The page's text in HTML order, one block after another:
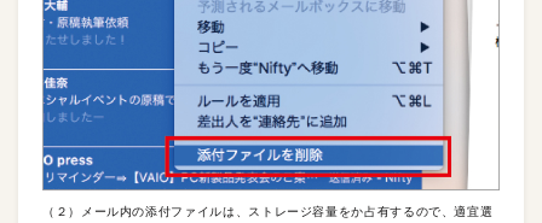
（２）メール内の添付ファイルは、ストレージ容量をか占有するので、適宜選